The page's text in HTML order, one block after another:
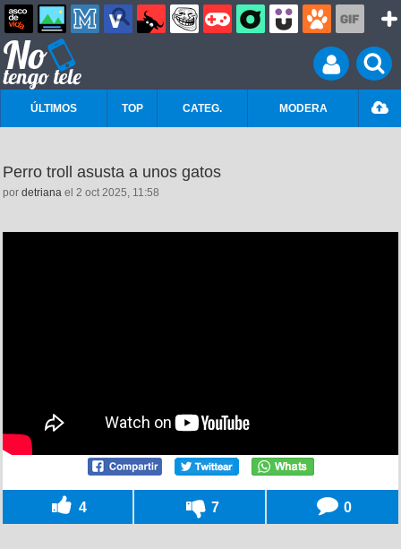
ÚLTIMOS TOP CATEG. MODERA
Perro troll asusta a unos gatos
por detriana el 2 oct 2025, 11:58
4 7 0